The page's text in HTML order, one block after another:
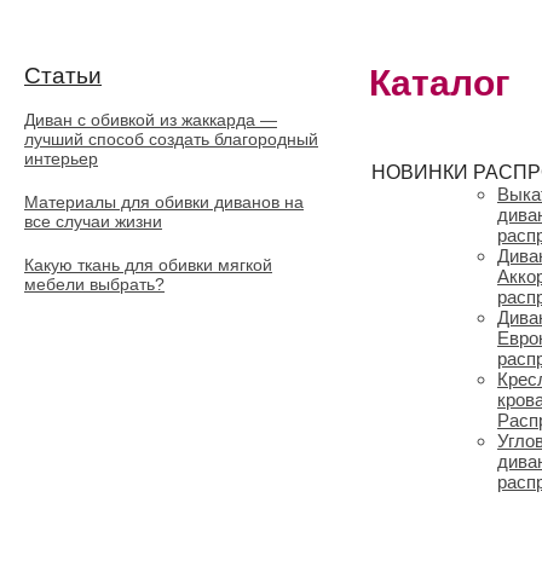
Статьи
Диван с обивкой из жаккарда —
лучший способ создать благородный
интерьер
Материалы для обивки диванов на
все случаи жизни
Какую ткань для обивки мягкой
мебели выбрать?
Каталог
НОВИНКИ